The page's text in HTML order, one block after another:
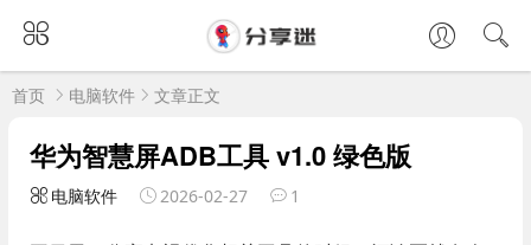
首页 电脑软件 文章正文
华为智慧屏ADB工具 v1.0 绿色版
电脑软件 2026-02-27 1